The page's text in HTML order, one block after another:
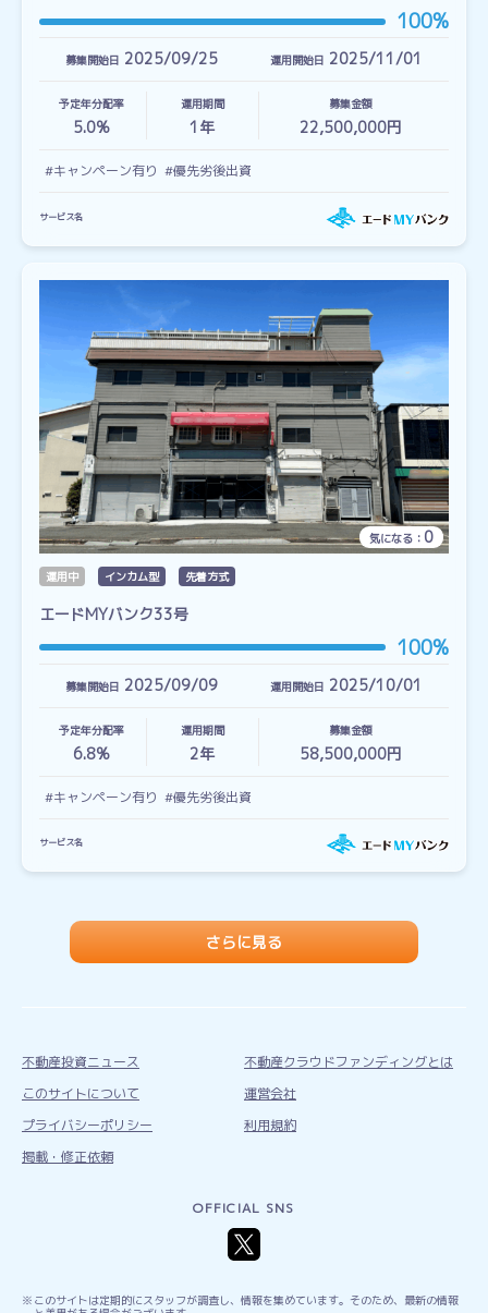
100%
募集開始日 2025/09/25 運用開始日 2025/11/01
予定年分配率
5.0%
運用期間
1 年
募集金額
22,500,000円
#キャンペーン有り #優先劣後出資
サービス名
気になる： 0
運用中 インカム型 先着方式
エードMYバンク33号
100%
募集開始日 2025/09/09 運用開始日 2025/10/01
予定年分配率
6.8%
運用期間
2年
募集金額
58,500,000円
#キャンペーン有り #優先劣後出資
サービス名
さらに見る
不動産投資ニュース
不動産クラウドファンディングとは
このサイトについて
運営会社
プライバシーポリシー
利用規約
掲載・修正依頼
OFFICIAL SNS
このサイトは定期的にスタッフが調査し、情報を集めています。そのため、最新の情報